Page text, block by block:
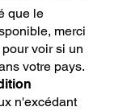
que le
merci
voir si un
votre pays.
n'excédant